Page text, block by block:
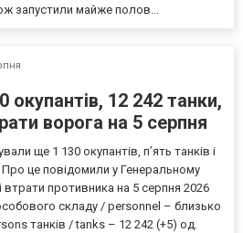
запустили майже полов...
окупантів, 12 242 танки,
ворога на 5 серпня
ще 1 130 окупантів, пʼять танків і
Про це повідомили у Генеральному
втрати противника на 5 серпня 2026
складу / personnel – близько
танків / tanks – 12 242 (+5) од.